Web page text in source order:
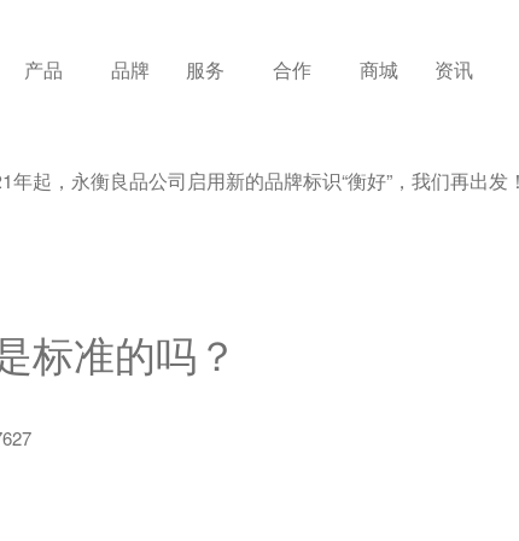
产品 品牌 服务 合作 商城 资讯
年起，永衡良品公司启用新的品牌标识“衡好”，我们再出发
标准的吗？